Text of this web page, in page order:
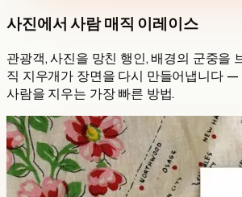
사진에서 사람 매직 이레이스
관광객, 사진을 망친 행인, 배경의 군중을
직 지우개가 장면을 다시 만들어냅니다 —
사람을 지우는 가장 빠른 방법.